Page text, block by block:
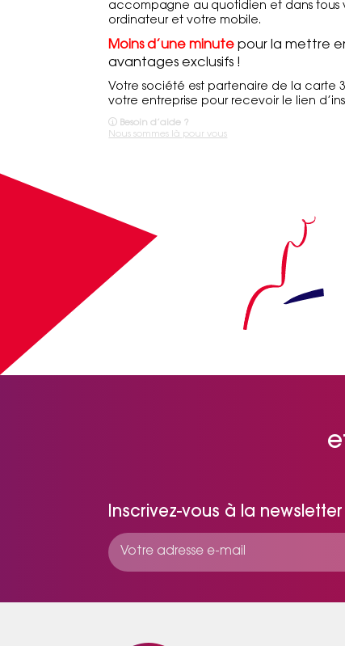
accompagne au quotidien et dans tous
ordinateur et votre mobile.
Moins d’une minute pour la mettre
avantages exclusifs !
Votre société est partenaire de la carte
votre entreprise pour recevoir le lien
Besoin d’aide ?
Nous sommes là pour vous
Inscrivez-vous à la newsletter